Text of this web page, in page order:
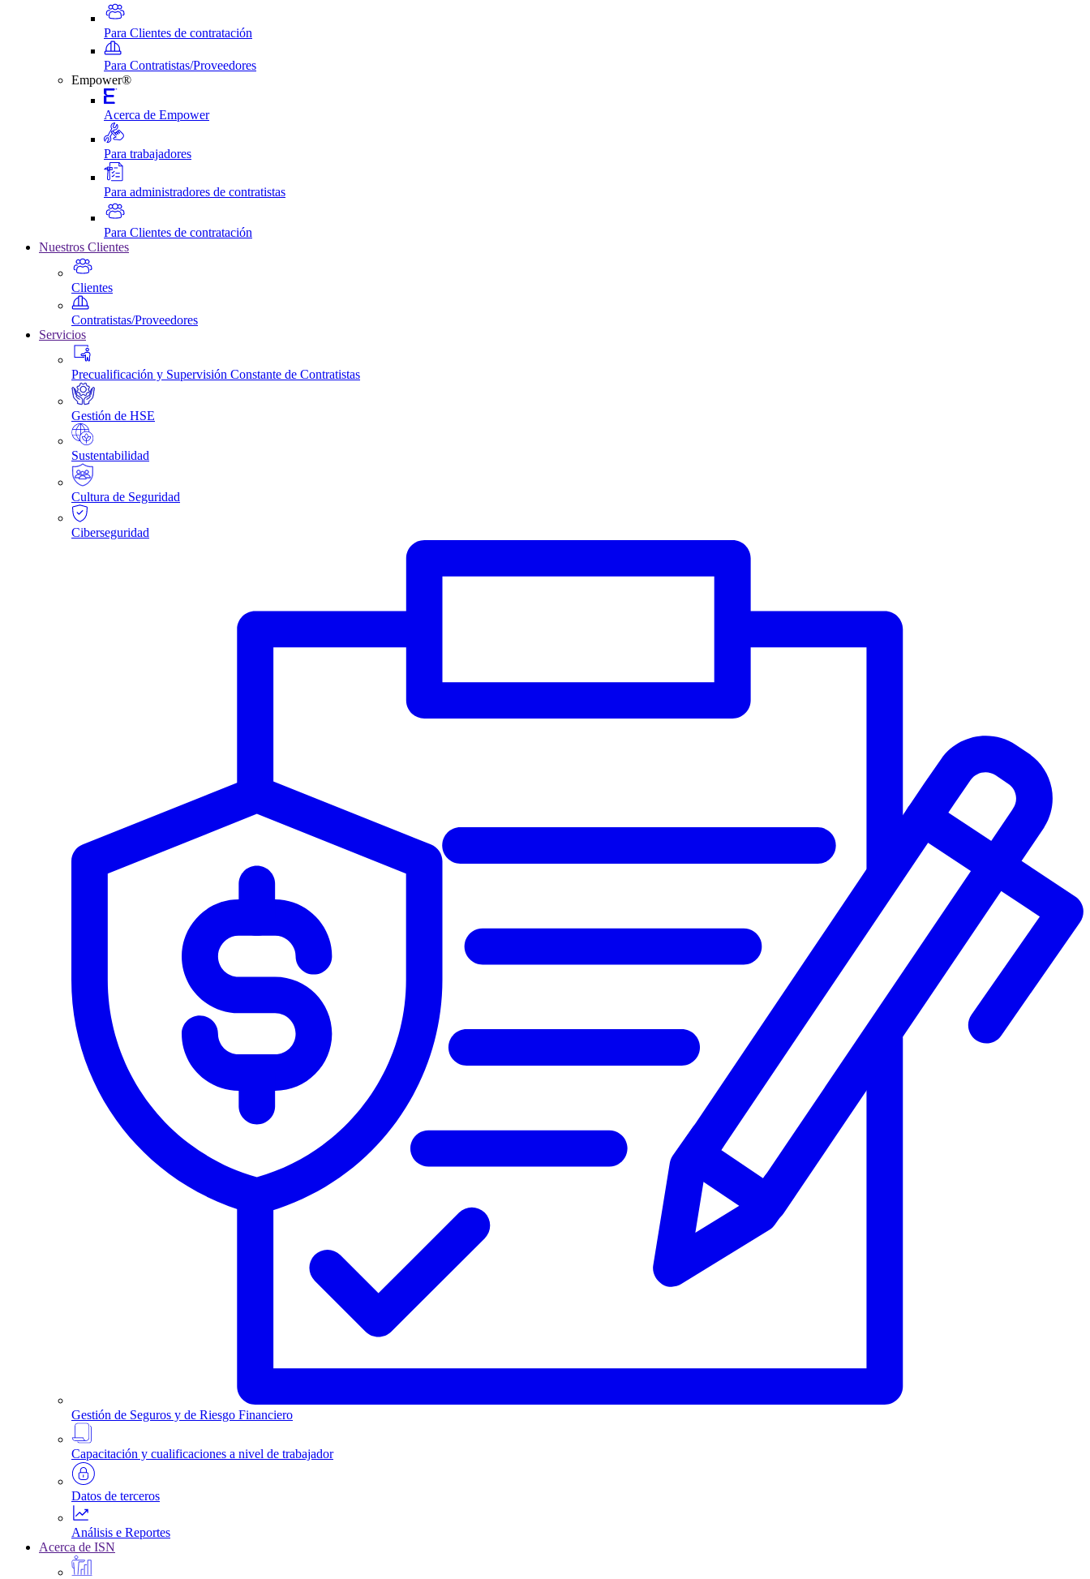
Para Clientes de contratación
Para Contratistas/Proveedores
Empower®
Acerca de Empower
Para trabajadores
Para administradores de contratistas
Para Clientes de contratación
Nuestros Clientes
Clientes
Contratistas/Proveedores
Servicios
Precualificación y Supervisión Constante de Contratistas
Gestión de HSE
Sustentabilidad
Cultura de Seguridad
Ciberseguridad
Gestión de Seguros y de Riesgo Financiero
Capacitación y cualificaciones a nivel de trabajador
Datos de terceros
Análisis e Reportes
Acerca de ISN